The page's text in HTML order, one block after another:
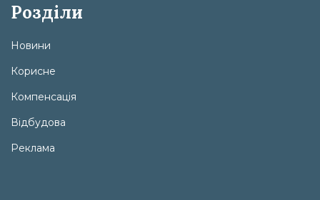
Розділи
Новини
Корисне
Компенсація
Відбудова
Реклама